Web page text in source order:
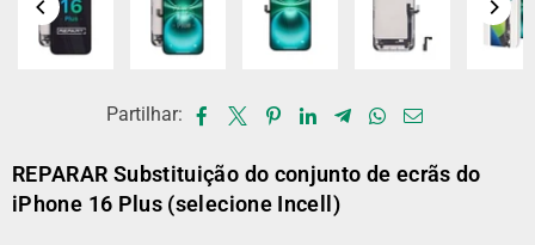
Partilhar:
REPARAR Substituição do conjunto de ecrãs do
iPhone 16 Plus (selecione Incell)